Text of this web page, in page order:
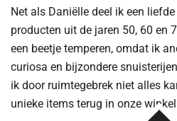
Net als Daniëlle deel ik een
producten uit de jaren 50, 60 en
een beetje temperen, omdat ik
curiosa en bijzondere
ik door ruimtegebrek niet alles
unieke items terug in onze